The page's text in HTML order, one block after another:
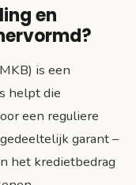
en
is een
helpt die
een reguliere
garant –
het kredietbedrag